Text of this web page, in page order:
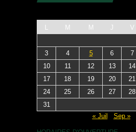
M M J V
3
4 5 6 7
10
11 12 13 14
17
18 19 20 21
24
25 26 27 28
31
« Juil
Sep »